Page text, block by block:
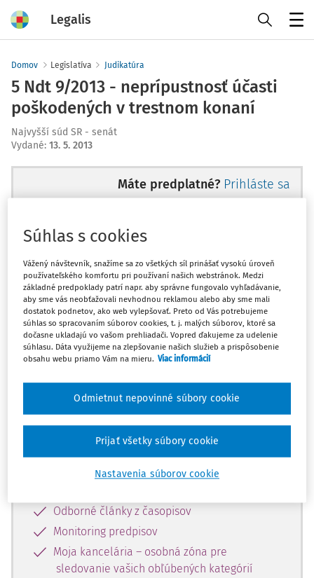
Legalis
Domov Legislatíva Judikatúra
5 Ndt 9/2013 - neprípustnosť účasti
poškodených v trestnom konaní
Najvyšší súd SR - senát
Vydané: 13. 5. 2013
Máte predplatné? Prihláste sa
Ups, zatiaľ ste si prečítali len
začiatok...
Celý odborný obsah z tejto oblasti je
dostupný predplatiteľom portálu.
Odomknite si prístup k odbornému
obsahu a získajte prístup na 10 dní
zdarma, stačí sa len zaregistrovať.
Vďaka registrácii získate prístup aj k
vybranému obsahu:
Odborné články z časopisov
Monitoring predpisov
Moja kancelária – osobná zóna pre
sledovanie vašich obľúbených kategórií
Súhlas s cookies
Vážený návštevník, snažíme sa zo všetkých síl prinášať vysokú úroveň
používateľského komfortu pri používaní našich webstránok. Medzi
základné predpoklady patrí napr. aby správne fungovalo vyhľadávanie,
aby sme vás neobťažovali nevhodnou reklamou alebo aby sme mali
dostatok podnetov, ako web vylepšovať. Preto od Vás potrebujeme
súhlas so spracovaním súborov cookies, t. j. malých súborov, ktoré sa
dočasne ukladajú vo vašom prehliadači. Vopred ďakujeme za udelenie
súhlasu. Dáta využijeme na zlepšovanie našich služieb a prispôsobenie
obsahu webu priamo Vám na mieru. Viac informácií
Nastavenia súborov cookie
Odmietnut nepovinné súbory cookie
Prijať všetky súbory cookie